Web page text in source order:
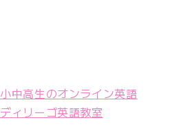
小中高生のオンライン英語
ディリーゴ英語教室